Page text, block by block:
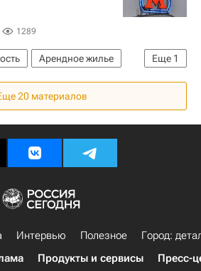
1289
Еще 1
Арендное жилье
20 материалов
Интервью Полезное
Город:
Продукты и сервисы Пресс-